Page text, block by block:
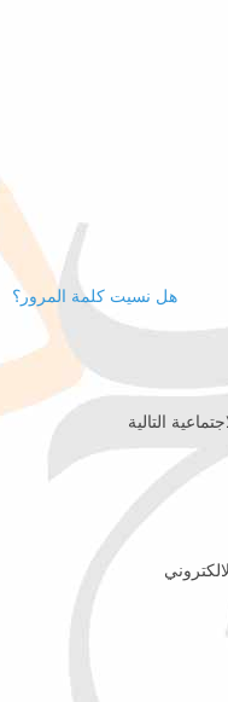
هل نسيت كلمة المرور؟
التالية